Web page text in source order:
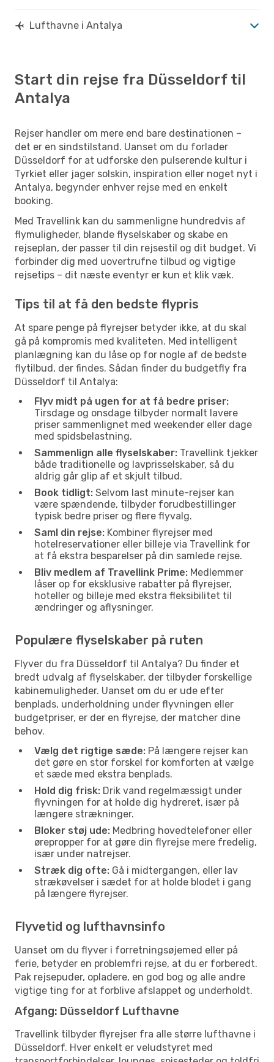
Lufthavne i Antalya
Start din rejse fra Düsseldorf til
Antalya
Rejser handler om mere end bare destinationen –
det er en sindstilstand. Uanset om du forlader
Düsseldorf for at udforske den pulserende kultur i
Tyrkiet eller jager solskin, inspiration eller noget nyt i
Antalya, begynder enhver rejse med en enkelt
booking.
Med Travellink kan du sammenligne hundredvis af
flymuligheder, blande flyselskaber og skabe en
rejseplan, der passer til din rejsestil og dit budget. Vi
forbinder dig med uovertrufne tilbud og vigtige
rejsetips – dit næste eventyr er kun et klik væk.
Tips til at få den bedste flypris
At spare penge på flyrejser betyder ikke, at du skal
gå på kompromis med kvaliteten. Med intelligent
planlægning kan du låse op for nogle af de bedste
flytilbud, der findes. Sådan finder du budgetfly fra
Düsseldorf til Antalya:
Flyv midt på ugen for at få bedre priser:
Tirsdage og onsdage tilbyder normalt lavere
priser sammenlignet med weekender eller dage
med spidsbelastning.
Sammenlign alle flyselskaber: Travellink tjekker
både traditionelle og lavprisselskaber, så du
aldrig går glip af et skjult tilbud.
Book tidligt: Selvom last minute-rejser kan
være spændende, tilbyder forudbestillinger
typisk bedre priser og flere flyvalg.
Saml din rejse: Kombiner flyrejser med
hotelreservationer eller billeje via Travellink for
at få ekstra besparelser på din samlede rejse.
Bliv medlem af Travellink Prime: Medlemmer
låser op for eksklusive rabatter på flyrejser,
hoteller og billeje med ekstra fleksibilitet til
ændringer og aflysninger.
Populære flyselskaber på ruten
Flyver du fra Düsseldorf til Antalya? Du finder et
bredt udvalg af flyselskaber, der tilbyder forskellige
kabinemuligheder. Uanset om du er ude efter
benplads, underholdning under flyvningen eller
budgetpriser, er der en flyrejse, der matcher dine
behov.
Vælg det rigtige sæde: På længere rejser kan
det gøre en stor forskel for komforten at vælge
et sæde med ekstra benplads.
Hold dig frisk: Drik vand regelmæssigt under
flyvningen for at holde dig hydreret, især på
længere strækninger.
Bloker støj ude: Medbring hovedtelefoner eller
ørepropper for at gøre din flyrejse mere fredelig,
især under natrejser.
Stræk dig ofte: Gå i midtergangen, eller lav
strækøvelser i sædet for at holde blodet i gang
på længere flyrejser.
Flyvetid og lufthavnsinfo
Uanset om du flyver i forretningsøjemed eller på
ferie, betyder en problemfri rejse, at du er forberedt.
Pak rejsepuder, opladere, en god bog og alle andre
vigtige ting for at forblive afslappet og underholdt.
Afgang: Düsseldorf Lufthavne
Travellink tilbyder flyrejser fra alle større lufthavne i
Düsseldorf. Hver enkelt er veludstyret med